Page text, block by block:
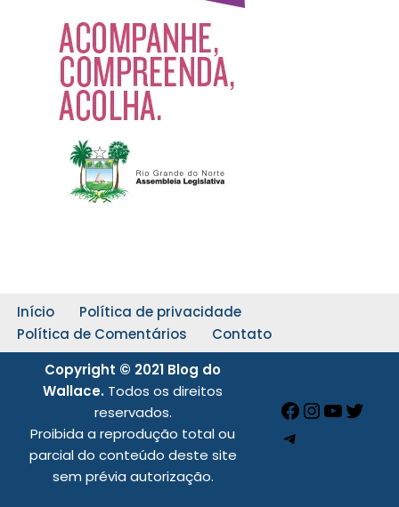
Início
Política de privacidade
Política de Comentários
Contato
Copyright © 2021 Blog do
Wallace. Todos os direitos
reservados.
Proibida a reprodução total ou
parcial do conteúdo deste site
sem prévia autorização.